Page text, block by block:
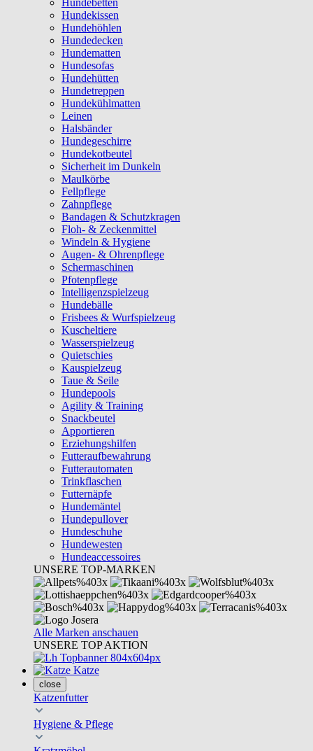
Hundebetten
Hundekissen
Hundehöhlen
Hundedecken
Hundematten
Hundesofas
Hundehütten
Hundetreppen
Hundekühlmatten
Leinen
Halsbänder
Hundegeschirre
Hundekotbeutel
Sicherheit im Dunkeln
Maulkörbe
Fellpflege
Zahnpflege
Bandagen & Schutzkragen
Floh- & Zeckenmittel
Windeln & Hygiene
Augen- & Ohrenpflege
Schermaschinen
Pfotenpflege
Intelligenzspielzeug
Hundebälle
Frisbees & Wurfspielzeug
Kuscheltiere
Wasserspielzeug
Quietschies
Kauspielzeug
Taue & Seile
Hundepools
Agility & Training
Snackbeutel
Apportieren
Erziehungshilfen
Futteraufbewahrung
Futterautomaten
Trinkflaschen
Futternäpfe
Hundemäntel
Hundepullover
Hundeschuhe
Hundewesten
Hundeaccessoires
UNSERE TOP-MARKEN
Alle Marken anschauen
UNSERE TOP AKTION
Katze
close
Katzenfutter
Hygiene & Pflege